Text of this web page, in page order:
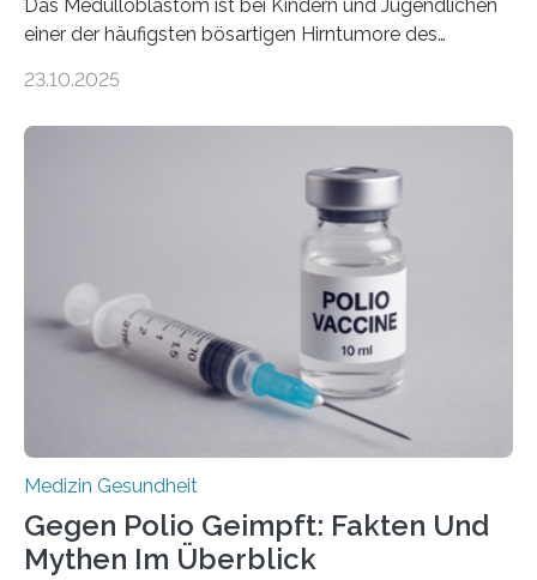
Das Medulloblastom ist bei Kindern und Jugendlichen
einer der häufigsten bösartigen Hirntumore des
Betroffenen können mit heutigen Methoden geheilt
Dringend benötigt werden zielgerichtete Therapien, die
nur Tumorschwachstellen angreifen und normales
Gewebe verschonen. Forschende um Daniel Merk vom
Hertie-Institut für klinische Hirnforschung am
Universitätsklinikum Tübingen haben eine solche
Schwachstelle im Erbgut einer Untergruppe des
Medulloblastoms gefunden. Die Wilhelm Sander-
Stiftung unterstützte das Projekt…
23.10.2025
Medizin Gesundheit
Gegen Polio Geimpft: Fakten Und
Mythen Im Überblick